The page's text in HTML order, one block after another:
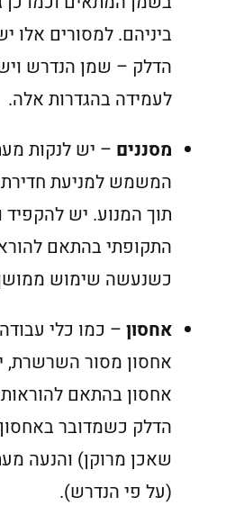
ביניהם. למסורים אלו
הדלק – שמן הנדרש
לעמידה בהגדרות אלה.
מסננים – יש לנקות
המשמש למניעת
תוך המנוע. יש להקפיד
התקופתי בהתאם
כשנעשה שימוש ממושך
אחסון – כמו כלי
אחסון מסור השרשרת,
אחסון בהתאם להוראות
הדלק כשמדובר באחסון
שאכן מרוקן) והנעה
(על פי הנדרש).